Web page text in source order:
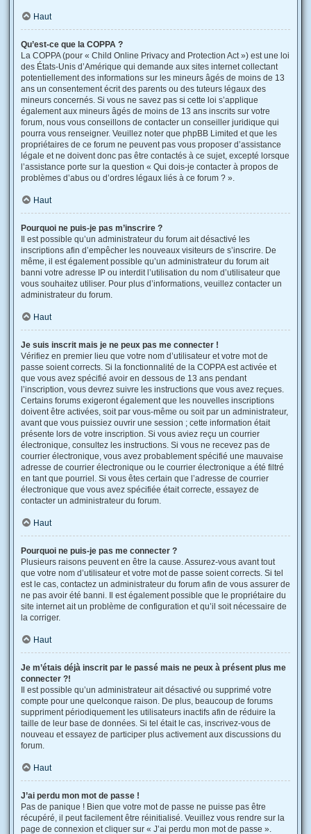
Haut
Qu’est-ce que la COPPA ?
La COPPA (pour « Child Online Privacy and Protection Act ») est une loi
des États-Unis d’Amérique qui demande aux sites internet collectant
potentiellement des informations sur les mineurs âgés de moins de 13
ans un consentement écrit des parents ou des tuteurs légaux des
mineurs concernés. Si vous ne savez pas si cette loi s’applique
également aux mineurs âgés de moins de 13 ans inscrits sur votre
forum, nous vous conseillons de contacter un conseiller juridique qui
pourra vous renseigner. Veuillez noter que phpBB Limited et que les
propriétaires de ce forum ne peuvent pas vous proposer d’assistance
légale et ne doivent donc pas être contactés à ce sujet, excepté lorsque
l’assistance porte sur la question « Qui dois-je contacter à propos de
problèmes d’abus ou d’ordres légaux liés à ce forum ? ».
Haut
Pourquoi ne puis-je pas m’inscrire ?
Il est possible qu’un administrateur du forum ait désactivé les
inscriptions afin d’empêcher les nouveaux visiteurs de s’inscrire. De
même, il est également possible qu’un administrateur du forum ait
banni votre adresse IP ou interdit l’utilisation du nom d’utilisateur que
vous souhaitez utiliser. Pour plus d’informations, veuillez contacter un
administrateur du forum.
Haut
Je suis inscrit mais je ne peux pas me connecter !
Vérifiez en premier lieu que votre nom d’utilisateur et votre mot de
passe soient corrects. Si la fonctionnalité de la COPPA est activée et
que vous avez spécifié avoir en dessous de 13 ans pendant
l’inscription, vous devrez suivre les instructions que vous avez reçues.
Certains forums exigeront également que les nouvelles inscriptions
doivent être activées, soit par vous-même ou soit par un administrateur,
avant que vous puissiez ouvrir une session ; cette information était
présente lors de votre inscription. Si vous aviez reçu un courrier
électronique, consultez les instructions. Si vous ne recevez pas de
courrier électronique, vous avez probablement spécifié une mauvaise
adresse de courrier électronique ou le courrier électronique a été filtré
en tant que pourriel. Si vous êtes certain que l’adresse de courrier
électronique que vous avez spécifiée était correcte, essayez de
contacter un administrateur du forum.
Haut
Pourquoi ne puis-je pas me connecter ?
Plusieurs raisons peuvent en être la cause. Assurez-vous avant tout
que votre nom d’utilisateur et votre mot de passe soient corrects. Si tel
est le cas, contactez un administrateur du forum afin de vous assurer de
ne pas avoir été banni. Il est également possible que le propriétaire du
site internet ait un problème de configuration et qu’il soit nécessaire de
la corriger.
Haut
Je m’étais déjà inscrit par le passé mais ne peux à présent plus me
connecter ?!
Il est possible qu’un administrateur ait désactivé ou supprimé votre
compte pour une quelconque raison. De plus, beaucoup de forums
suppriment périodiquement les utilisateurs inactifs afin de réduire la
taille de leur base de données. Si tel était le cas, inscrivez-vous de
nouveau et essayez de participer plus activement aux discussions du
forum.
Haut
J’ai perdu mon mot de passe !
Pas de panique ! Bien que votre mot de passe ne puisse pas être
récupéré, il peut facilement être réinitialisé. Veuillez vous rendre sur la
page de connexion et cliquer sur « J’ai perdu mon mot de passe ».